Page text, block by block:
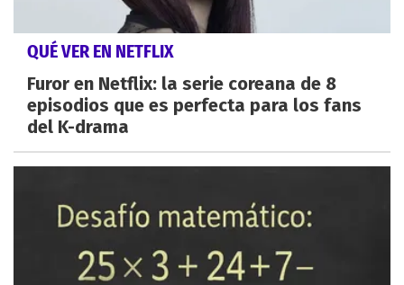
QUÉ VER EN NETFLIX
Furor en Netflix: la serie coreana de 8
episodios que es perfecta para los fans
del K-drama